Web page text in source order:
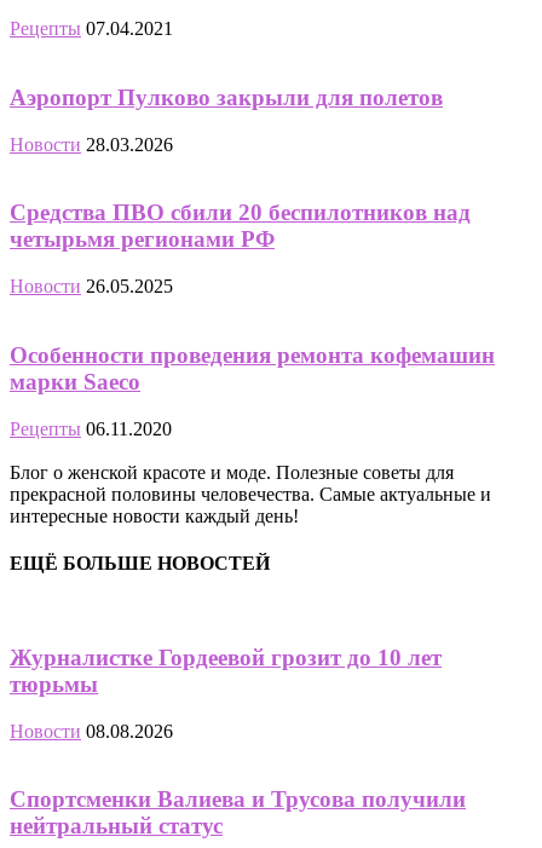
Рецепты 07.04.2021
Аэропорт Пулково закрыли для полетов
Новости 28.03.2026
Средства ПВО сбили 20 беспилотников над
четырьмя регионами РФ
Новости 26.05.2025
Особенности проведения ремонта кофемашин
марки Saeco
Рецепты 06.11.2020
Блог о женской красоте и моде. Полезные советы для
прекрасной половины человечества. Самые актуальные и
интересные новости каждый день!
ЕЩЁ БОЛЬШЕ НОВОСТЕЙ
Журналистке Гордеевой грозит до 10 лет
тюрьмы
Новости 08.08.2026
Спортсменки Валиева и Трусова получили
нейтральный статус